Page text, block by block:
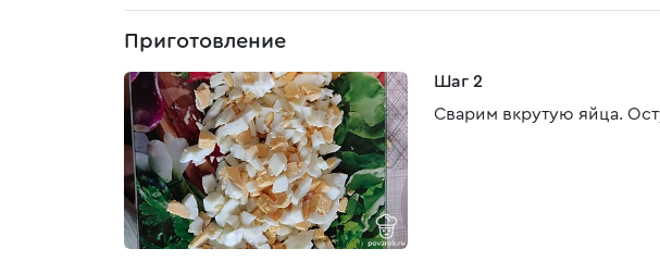
Приготовление
Шаг 2
Сварим вкрутую яйца.